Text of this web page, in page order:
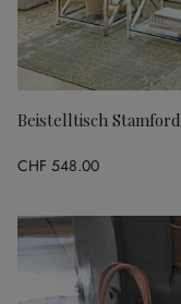
Beistelltisch Stamford
CHF 548.00